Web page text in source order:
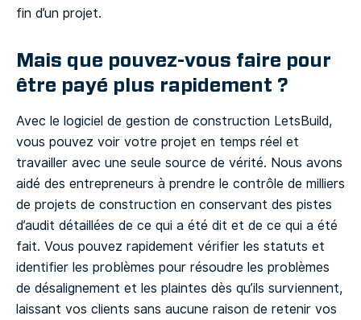
fin d’un projet.
Mais que pouvez-vous faire pour
être payé plus rapidement ?
Avec le logiciel de gestion de construction LetsBuild,
vous pouvez voir votre projet en temps réel et
travailler avec une seule source de vérité. Nous avons
aidé des entrepreneurs à prendre le contrôle de milliers
de projets de construction en conservant des pistes
d’audit détaillées de ce qui a été dit et de ce qui a été
fait. Vous pouvez rapidement vérifier les statuts et
identifier les problèmes pour résoudre les problèmes
de désalignement et les plaintes dès qu’ils surviennent,
laissant vos clients sans aucune raison de retenir vos